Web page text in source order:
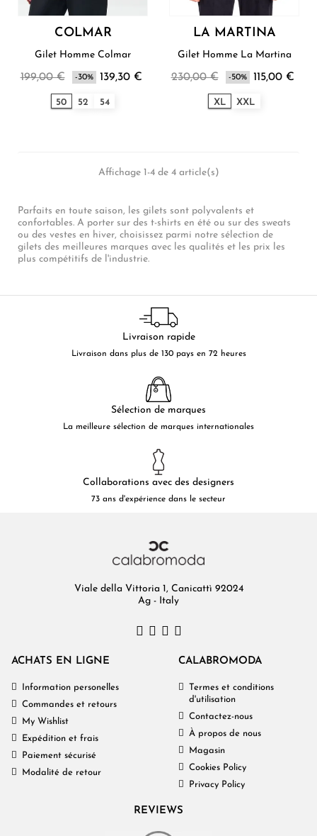
COLMAR
Gilet Homme Colmar
199,00 € -30% 139,30 €
50 52 54
LA MARTINA
Gilet Homme La Martina
230,00 € -50% 115,00 €
XL XXL
Affichage 1-4 de 4 article(s)
Parfaits en toute saison, les gilets sont polyvalents et
confortables. A porter sur des t-shirts en été ou sur des sweats
ou des vestes en hiver, choisissez parmi notre sélection de
gilets des meilleures marques avec les qualités et les prix les
plus compétitifs de l'industrie.
Livraison rapide
Livraison dans plus de 130 pays en 72 heures
Sélection de marques
La meilleure sélection de marques internationales
Collaborations avec des designers
73 ans d'expérience dans le secteur
Viale della Vittoria 1, Canicattì 92024
Ag - Italy
ACHATS EN LIGNE
Information personelles
Commandes et retours
My Wishlist
Expédition et frais
Paiement sécurisé
Modalité de retour
CALABROMODA
Termes et conditions
d'utilisation
Contactez-nous
À propos de nous
Magasin
Cookies Policy
Privacy Policy
REVIEWS